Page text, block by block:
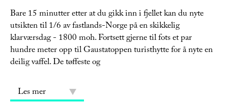
Bare 15 minutter etter at du gikk inn i fjellet kan du nyte
utsikten til 1/6 av fastlands-Norge på en skikkelig
klarværsdag - 1800 moh. Fortsett gjerne til fots et par
hundre meter opp til Gaustatoppen turisthytte for å nyte en
deilig vaffel. De tøffeste og
Les mer